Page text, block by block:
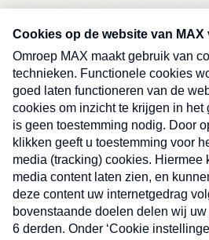
SERVICE
Over Omroep MAX
MAX Vandaag
MAX Meldpunt
Pers
Contact
Algemene voorwaarden
Privacyverklaring
Kwetsbaarheid melden
Ben je benieuwd
vakantienieuws-